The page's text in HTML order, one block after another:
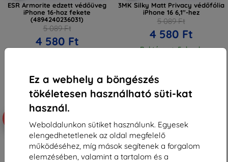
Ez a webhely a böngészés
tökéletesen használható süti-kat
használ.
Weboldalunkon sütiket használunk. Egyesek
elengedhetetlenek az oldal megfelelő
működéséhez, míg mások segítenek a forgalom
elemzésében, valamint a tartalom és a
ESR Armorite edzett védőüveg
iPhone 16-hoz fekete
(4894240236031)
5 089 Ft
4 580 Ft
3MK Silky Matt Privacy védőfólia
iPhone 16 6,1"-hez
5 089 Ft
4 580 Ft
Raktáron > 5 darab